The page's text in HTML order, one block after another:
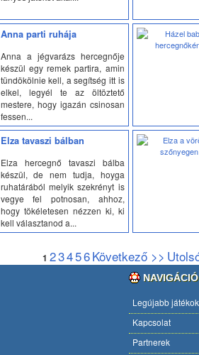
Anna parti ruhája
Anna a jégvarázs hercegnője
készül egy remek partira, amin
tündökölnie kell, a segítség itt is
elkel, legyél te az öltöztető
mestere, hogy igazán csinosan
fessen...
Elza tavaszi bálban
Elza hercegnő tavaszi bálba
készül, de nem tudja, hoyga
ruhatárából melyik szekrényt is
vegye fel potnosan, ahhoz,
hogy tökéletesen nézzen ki, ki
kell választanod a...
1 23456Következő >>
Legújabb játékok
Kapcsolat
Partnerek